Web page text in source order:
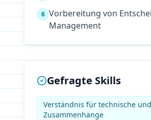
6 Vorbereitung von
Management
Gefragte Skills
Verständnis für technische
Zusammenhänge